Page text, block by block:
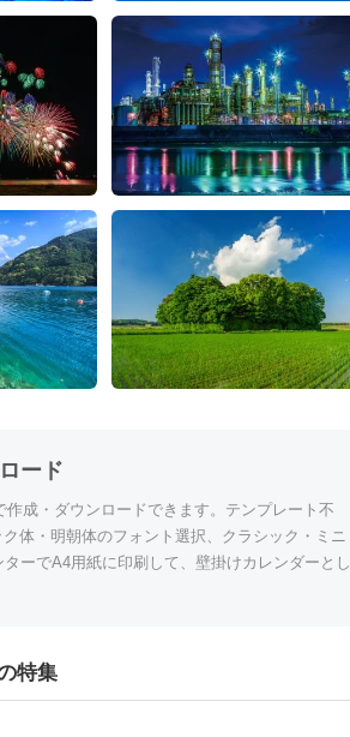
ード
成・ダウンロードできます。テンプレート不
体・明朝体のフォント選択、クラシック・ミニ
ーでA4用紙に印刷して、壁掛けカレンダーとし
特集